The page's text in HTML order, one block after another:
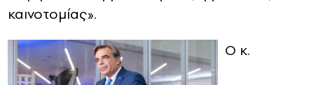
καινοτομίας».
Ο κ.